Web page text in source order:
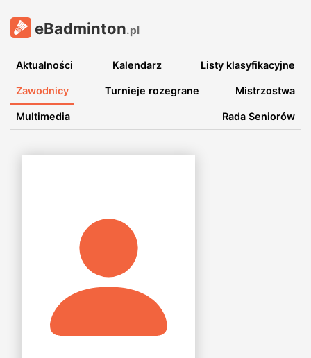
eBadminton.pl
Aktualności Kalendarz Listy klasyfikacyjne
Zawodnicy Turnieje rozegrane Mistrzostwa
Multimedia Rada Seniorów